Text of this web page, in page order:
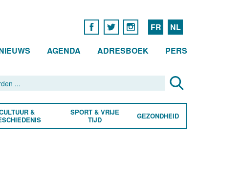
FR NL
AGENDA ADRESBOEK PERS
&
SPORT & VRIJE
TIJD
GEZONDHEID